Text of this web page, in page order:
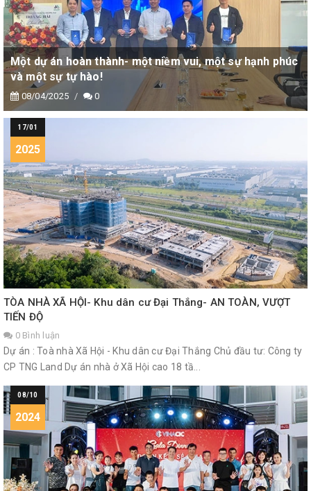
Một dự án hoàn thành- một niềm vui, một sự hạnh phúc
và một sự tự hào!
08/04/2025 0
17/01
2025
TÒA NHÀ XÃ HỘI- Khu dân cư Đại Thắng- AN TOÀN, VƯỢT
TIẾN ĐỘ
0 Bình luận
Dự án : Toà nhà Xã Hội - Khu dân cư Đại Thắng Chủ đầu tư: Công ty
CP TNG Land Dự án nhà ở Xã Hội cao 18 tầ...
08/10
2024